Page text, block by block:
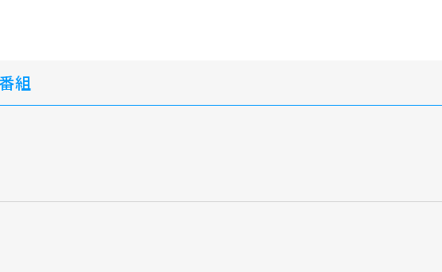
組